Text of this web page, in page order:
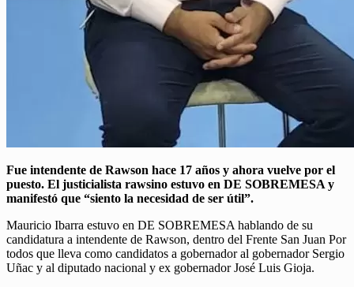
Fue intendente de Rawson hace 17 años y ahora vuelve por el
puesto. El justicialista rawsino estuvo en DE SOBREMESA y
manifestó que “siento la necesidad de ser útil”.
Mauricio Ibarra estuvo en DE SOBREMESA hablando de su
candidatura a intendente de Rawson, dentro del Frente San Juan Por
todos que lleva como candidatos a gobernador al gobernador Sergio
Uñac y al diputado nacional y ex gobernador José Luis Gioja.